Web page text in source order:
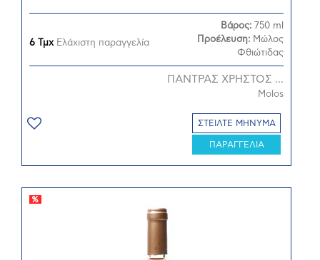
6 ΤμχΕλάχιστη παραγγελία
Βάρος: 750 ml
Προέλευση: Μώλος
Φθιώτιδας
ΠΑΝΤΡΑΣ ΧΡΗΣΤΟΣ ...
Molos
ΣΤΕΙΛΤΕ ΜΗΝΥΜΑ
ΠΑΡΑΓΓΕΛΙΑ